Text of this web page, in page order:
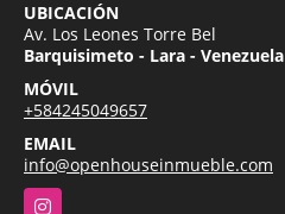
UBICACIÓN
Av. Los Leones Torre Bel
Barquisimeto - Lara - Venezuela
MÓVIL
+584245049657
EMAIL
info@openhouseinmueble.com
Instagram